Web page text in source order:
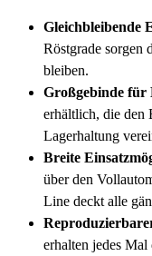
Gleichbleibende
Röstgrade sorgen
bleiben.
Großgebinde für
erhältlich, die den
Lagerhaltung
Breite
über den
Line deckt alle
erhalten jedes Mal